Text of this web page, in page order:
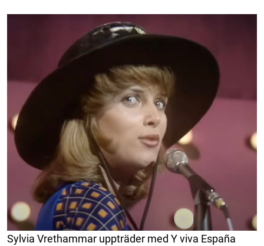
Sylvia Vrethammar uppträder med Y viva España